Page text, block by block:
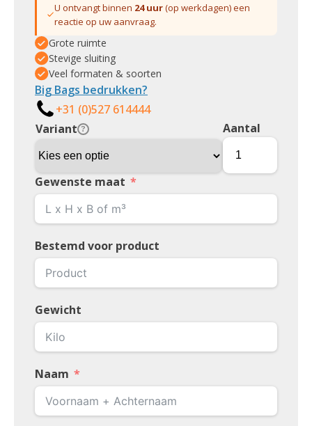
U ontvangt binnen 24 uur(op werkdagen) een
reactie op uw aanvraag.
Grote ruimte
Stevige sluiting
Veel formaten & soorten
Big Bags bedrukken?
+31 (0)527 614444
Variant ? Aantal
Gewenste maat
Bestemd voor product
Gewicht
Naam